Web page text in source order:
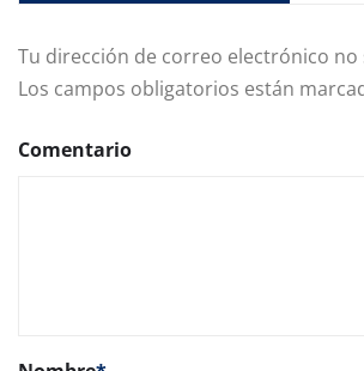
Tu dirección de correo electrónico no
Los campos obligatorios están
Comentario